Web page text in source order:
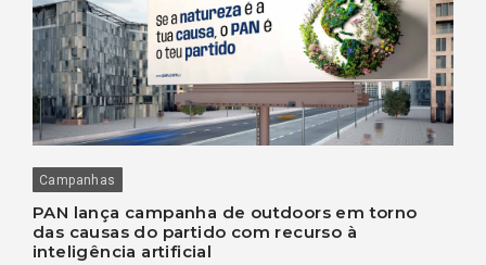
Campanhas
PAN lança campanha de outdoors em torno
das causas do partido com recurso à
inteligência artificial